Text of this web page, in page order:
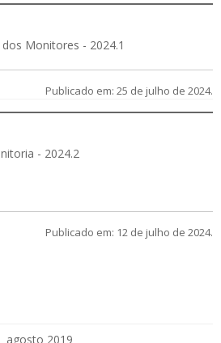
Monitores - 2024.1
Publicado em: 25 de julho de 2024.
- 2024.2
Publicado em: 12 de julho de 2024.
agosto 2019